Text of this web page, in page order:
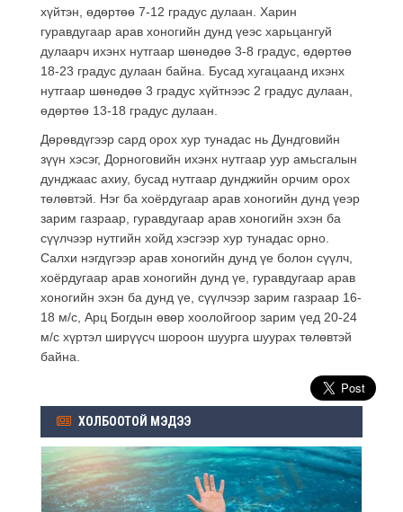
хүйтэн, өдөртөө 7-12 градус дулаан. Харин
гуравдугаар арав хоногийн дунд үеэс харьцангуй
дулаарч ихэнх нутгаар шөнөдөө 3-8 градус, өдөртөө
18-23 градус дулаан байна. Бусад хугацаанд ихэнх
нутгаар шөнөдөө 3 градус хүйтнээс 2 градус дулаан,
өдөртөө 13-18 градус дулаан.
Дөрөвдүгээр сард орох хур тунадас нь Дундговийн
зүүн хэсэг, Дорноговийн ихэнх нутгаар уур амьсгалын
дунджаас ахиу, бусад нутгаар дунджийн орчим орох
төлөвтэй. Нэг ба хоёрдугаар арав хоногийн дунд үеэр
зарим газраар, гуравдугаар арав хоногийн эхэн ба
сүүлчээр нутгийн хойд хэсгээр хур тунадас орно.
Салхи нэгдүгээр арав хоногийн дунд үе болон сүүлч,
хоёрдугаар арав хоногийн дунд үе, гуравдугаар арав
хоногийн эхэн ба дунд үе, сүүлчээр зарим газраар 16-
18 м/с, Арц Богдын өвөр хоолойгоор зарим үед 20-24
м/с хүртэл ширүүсч шороон шуурга шуурах төлөвтэй
байна.
ХОЛБООТОЙ МЭДЭЭ